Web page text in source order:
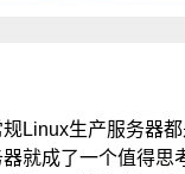
规Linux生产服务器
器就成了一个值得思